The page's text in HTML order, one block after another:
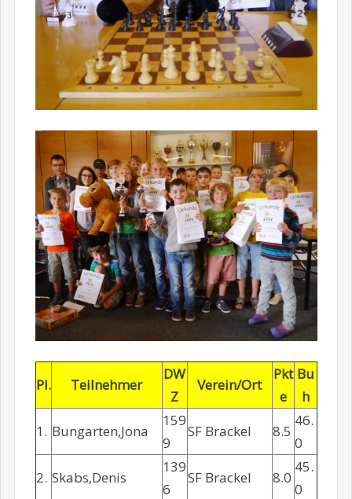
Pl. Teilnehmer
DW
Z
Verein/Ort
Pkt
e
Bu
h
1. Bungarten,Jona
159
9
SF Brackel 8.5
46.
0
2. Skabs,Denis
139
6
SF Brackel 8.0
45.
0